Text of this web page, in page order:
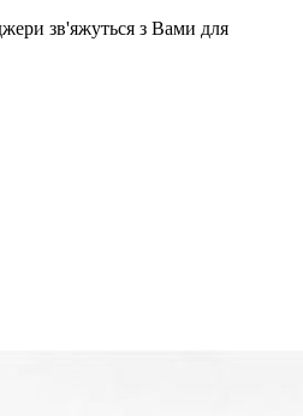
зв'яжуться з Вами для